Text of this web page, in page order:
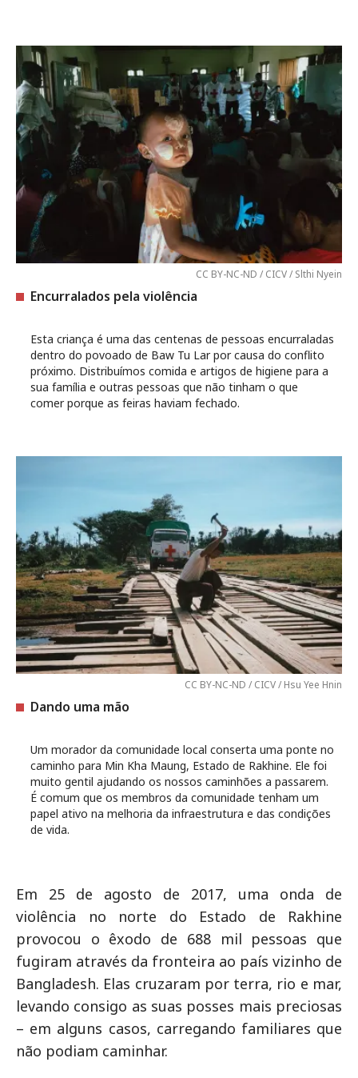
CC BY-NC-ND / CICV / Slthi Nyein
Encurralados pela violência
Esta criança é uma das centenas de pessoas encurraladas
dentro do povoado de Baw Tu Lar por causa do conflito
próximo. Distribuímos comida e artigos de higiene para a
sua família e outras pessoas que não tinham o que
comer porque as feiras haviam fechado.
CC BY-NC-ND / CICV / Hsu Yee Hnin
Dando uma mão
Um morador da comunidade local conserta uma ponte no
caminho para Min Kha Maung, Estado de Rakhine. Ele foi
muito gentil ajudando os nossos caminhões a passarem.
É comum que os membros da comunidade tenham um
papel ativo na melhoria da infraestrutura e das condições
de vida.
Em 25 de agosto de 2017, uma onda de
violência no norte do Estado de Rakhine
provocou o êxodo de 688 mil pessoas que
fugiram através da fronteira ao país vizinho de
Bangladesh. Elas cruzaram por terra, rio e mar,
levando consigo as suas posses mais preciosas
– em alguns casos, carregando familiares que
não podiam caminhar.